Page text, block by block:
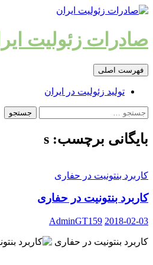
رفتن
نوشته‌ها
صادرات زئولیت
جست‌وجو
فهرست اصلی
تولید زئولیت در ایران
جستجو
بایگانی برچسب: s
کاربرد بنتونیت در حفاری
کاربرد بنتونیت در حفاری
2018-02-03
AdminGT159
کاربرد بنتونیت در حفاری